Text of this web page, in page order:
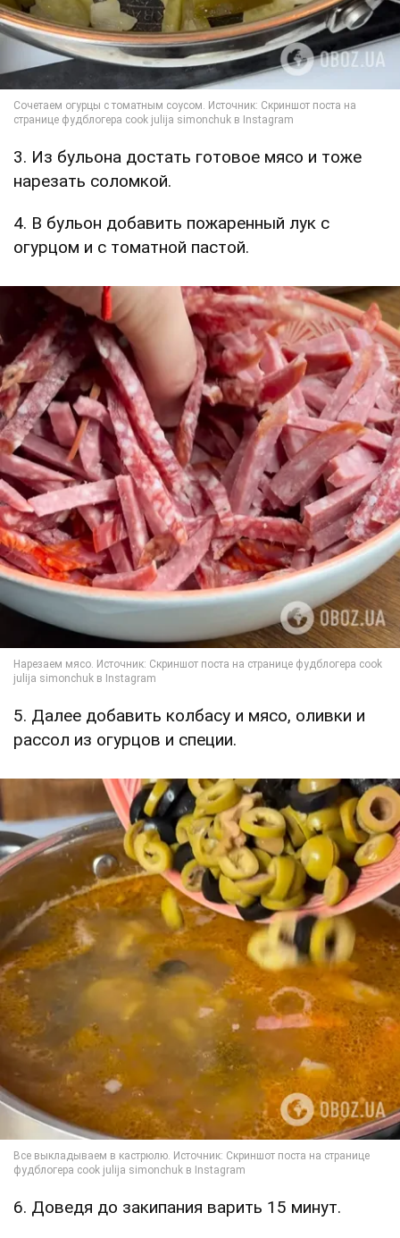
3. Из бульона достать готовое мясо и тоже
нарезать соломкой.
4. В бульон добавить пожаренный лук с
огурцом и с томатной пастой.
5. Далее добавить колбасу и мясо, оливки и
рассол из огурцов и специи.
6. Доведя до закипания варить 15 минут.